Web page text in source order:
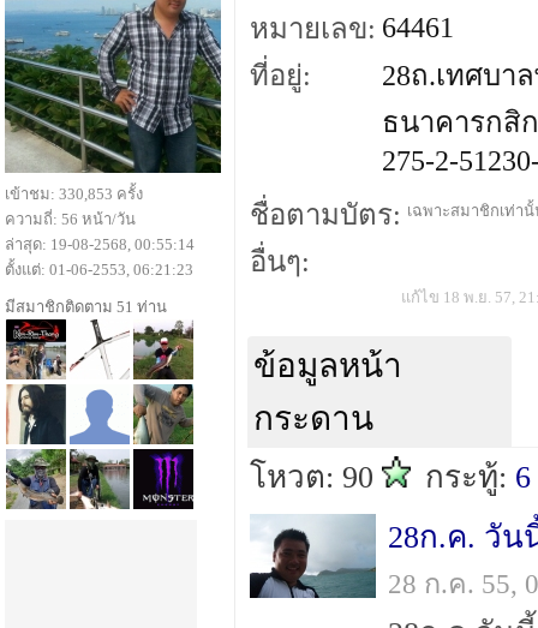
หมายเลข: 64461
ที่อยู่:
28ถ.เทศบา
ธนาคารกสิ
275-2-
ชื่อตามบัตร: เฉพาะสมาชิกเท่า
อื่นๆ:
แก้ไข 18 พ.ย. 57,
ข้อมูลหน้า
กระดาน
โหวต: 90 กระทู้: 6
28 ก.ค. 55,
เข้าชม: 330,853 ครั้ง
ความถี่: 56 หน้า/วัน
ล่าสุด: 19-08-2568, 00:55:14
ตั้งแต่: 01-06-2553, 06:21:23
มีสมาชิกติดตาม 51 ท่าน